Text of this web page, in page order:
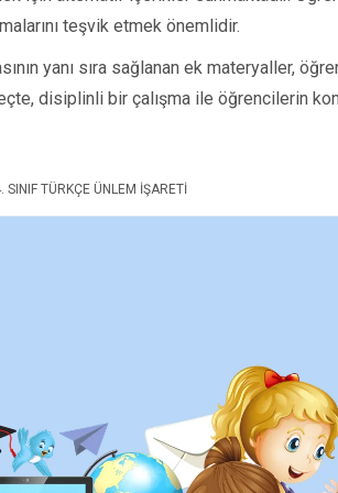
teşvik etmek önemlidir.
yanı sıra sağlanan ek materyaller,
disiplinli bir çalışma ile öğrencilerin
SINIF TÜRKÇE ÜNLEM İŞARETI